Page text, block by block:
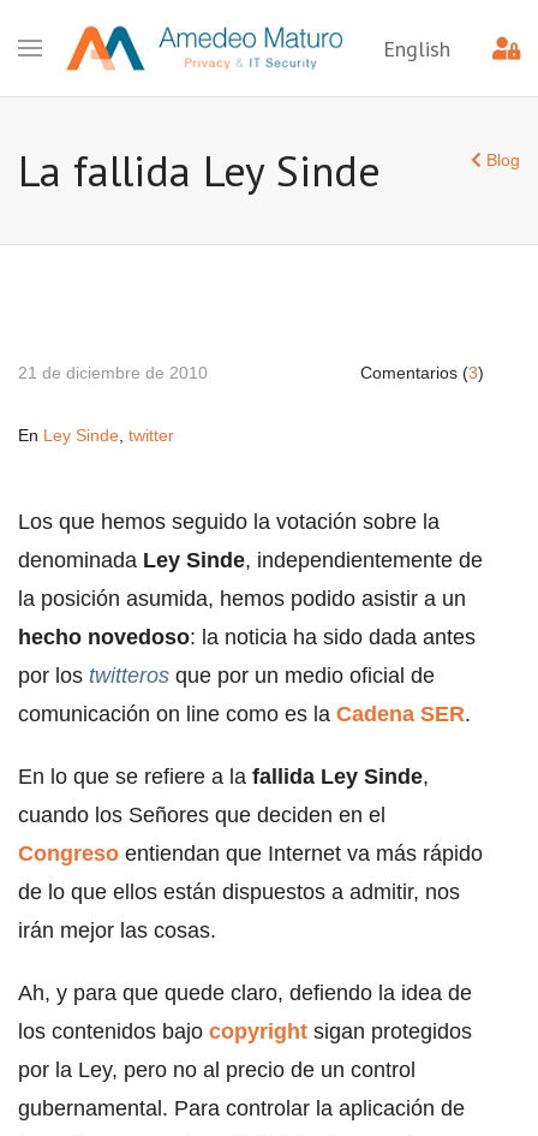
English
La fallida Ley Sinde Blog
21 de diciembre de 2010 Comentarios (3)
En Ley Sinde twitter
Los que hemos seguido la votación sobre la
denominada Ley Sinde, independientemente de
la posición asumida, hemos podido asistir a un
hecho novedoso: la noticia ha sido dada antes
por los twitteros que por un medio oficial de
comunicación on line como es la Cadena SER.
En lo que se refiere a la fallida Ley Sinde,
cuando los Señores que deciden en el
Congreso entiendan que Internet va más rápido
de lo que ellos están dispuestos a admitir, nos
irán mejor las cosas.
Ah, y para que quede claro, defiendo la idea de
los contenidos bajo copyright sigan protegidos
por la Ley, pero no al precio de un control
gubernamental. Para controlar la aplicación de